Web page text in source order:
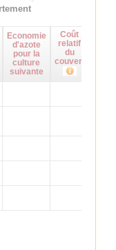
Economie
d'azote
pour la
culture
suivante
Coût
relatif
du
couvert